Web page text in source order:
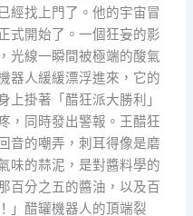
經找上門了。他的宇宙冒
式開始了。一個狂妄的影
光線一瞬間被極端的酸氣
器人緩緩漂浮進來，它的
上掛著「醋狂派大勝利」
，同時發出警報。王醋狂
音的嘲弄，刺耳得像是磨
味的蒜泥，是對醬料學的
百分之五的醬油，以及百
」醋罐機器人的頂端裂